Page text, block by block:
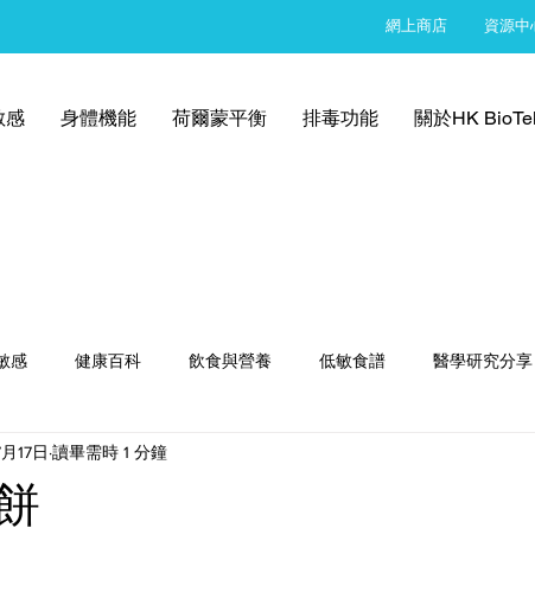
網上商店 資源中
感 身體機能 荷爾蒙平衡 排毒功能 關於HK
感 健康百科 飲食與營養 低敏食譜 醫學研究分享
17日 讀畢需時 1 分鐘